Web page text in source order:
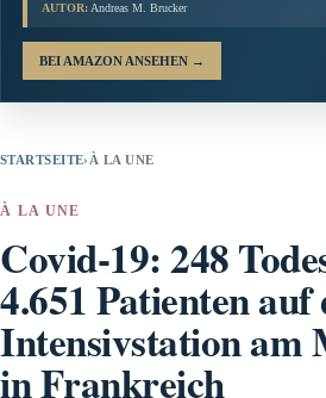
AUTOR: Andreas M. Brucker
BEI AMAZON ANSEHEN →
STARTSEITE› À LA UNE
À LA UNE
Covid-19: 248
4.651 Patienten auf
Intensivstation am
in Frankreich